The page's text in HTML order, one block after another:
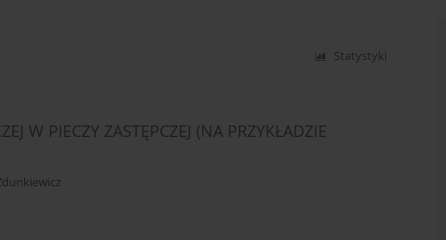
Statystyki
W PIECZY ZASTĘPCZEJ (NA PRZYKŁADZIE